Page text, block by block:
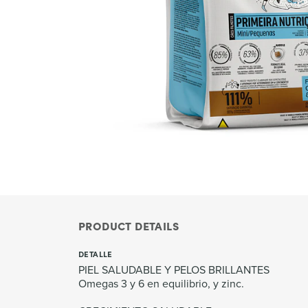
PRODUCT DETAILS
DETALLE
PIEL SALUDABLE Y PELOS BRILLANTES
Omegas 3 y 6 en equilibrio, y zinc.